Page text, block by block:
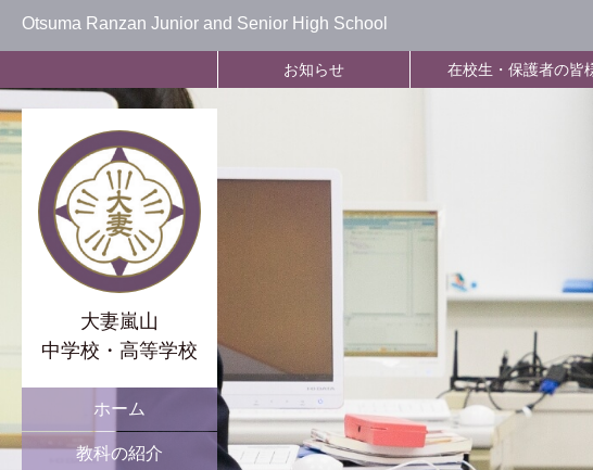
Otsuma Ranzan Junior and Senior High School
お知らせ 在校生・保護者の皆
大妻嵐山
中学校・高等学校
ホーム
教科の紹介